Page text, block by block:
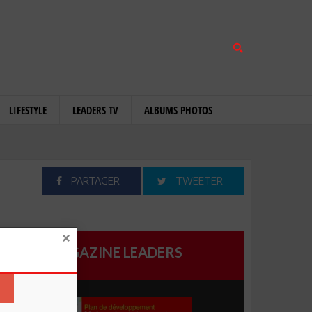
LIFESTYLE LEADERS TV ALBUMS PHOTOS
PARTAGER TWEETER
MAGAZINE LEADERS